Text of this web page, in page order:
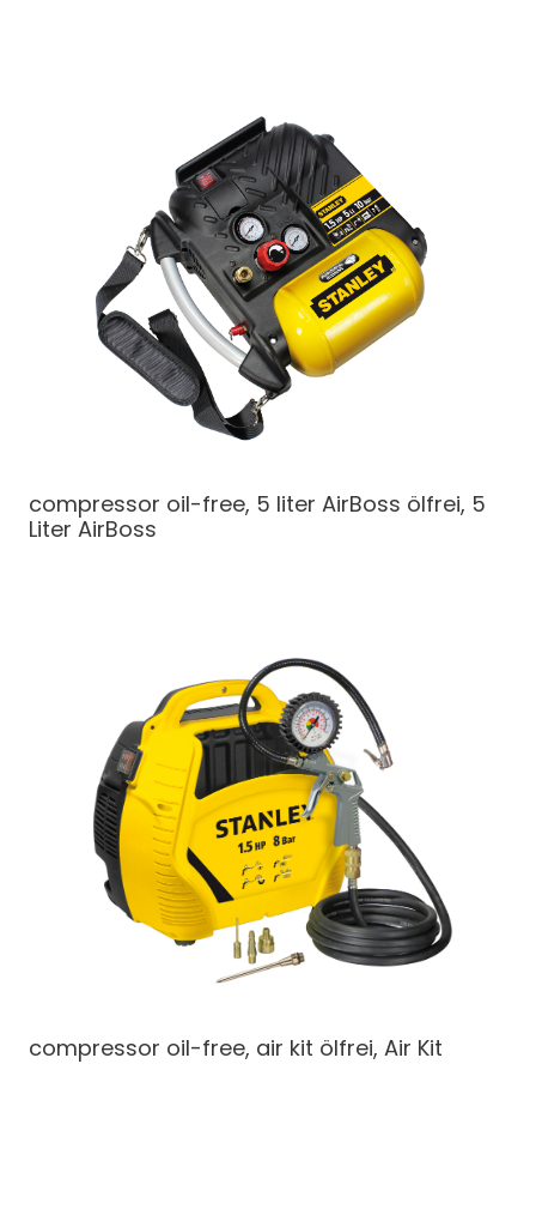
compressor oil-free, 5 liter AirBoss ölfrei, 5
Liter AirBoss
compressor oil-free, air kit ölfrei, Air Kit